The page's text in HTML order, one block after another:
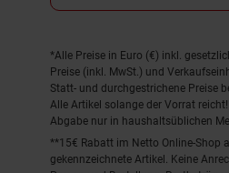
Fußnoten
*Alle Preise in Euro (€) inkl.
Preise (inkl. MwSt.) und
Statt- und durchgestrichene Preise
Alle Artikel solange der Vorrat
Abgabe nur in haushaltsüblichen
**15€ Rabatt im Netto Online-Shop
gekennzeichnete Artikel. Keine